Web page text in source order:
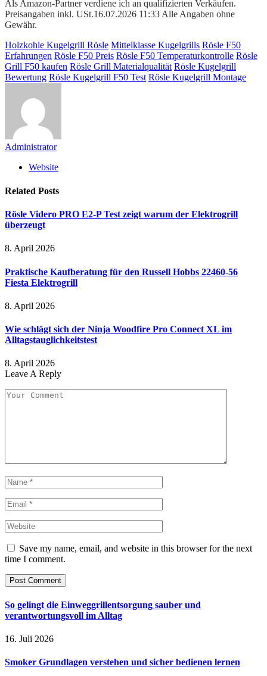
Als Amazon-Partner verdiene ich an qualifizierten Verkäufen.
Preisangaben inkl. USt.16.07.2026 11:33 Alle Angaben ohne
Gewähr.
Holzkohle Kugelgrill Rösle Mittelklasse Kugelgrills Rösle F50
Erfahrungen Rösle F50 Preis Rösle F50 Temperaturkontrolle Rösle
Grill F50 kaufen Rösle Grill Materialqualität Rösle Kugelgrill
Bewertung Rösle Kugelgrill F50 Test Rösle Kugelgrill Montage
Administrator
Website
Related Posts
Rösle Videro PRO E2-P Test zeigt warum der Elektrogrill
überzeugt
8. April 2026
Praktische Kaufberatung für den Russell Hobbs 22460-56
Fiesta Elektrogrill
8. April 2026
Wie schlägt sich der Ninja Woodfire Pro Connect XL im
Alltagstauglichkeitstest
8. April 2026
Leave A Reply
Save my name, email, and website in this browser for the next
time I comment.
So gelingt die Einweggrillentsorgung sauber und
verantwortungsvoll im Alltag
16. Juli 2026
Smoker Grundlagen verstehen und sicher bedienen lernen